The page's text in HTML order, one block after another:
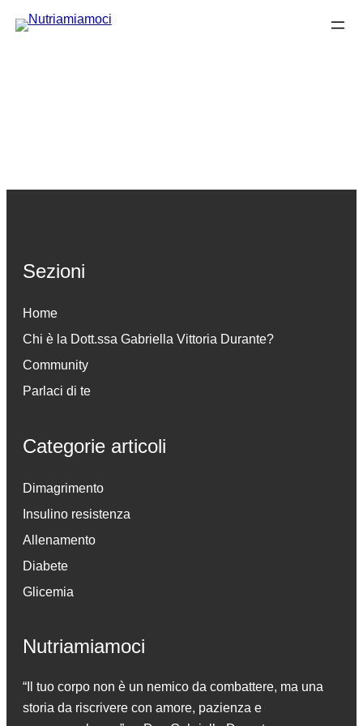
Vai
Sezioni
Home
Chi è la Dott.ssa Gabriella Vittoria Durante?
Community
Parlaci di te
Categorie articoli
Dimagrimento
Insulino resistenza
Allenamento
Diabete
Glicemia
Nutriamiamoci
“Il tuo corpo non è un nemico da combattere, ma una
storia da riscrivere con amore, pazienza e